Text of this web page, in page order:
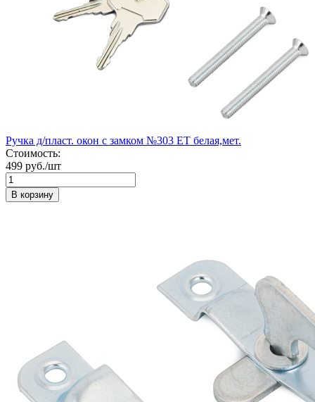
Ручка д/пласт. окон с замком №303 ET белая,мет.
Стоимость:
499 руб./шт
В корзину